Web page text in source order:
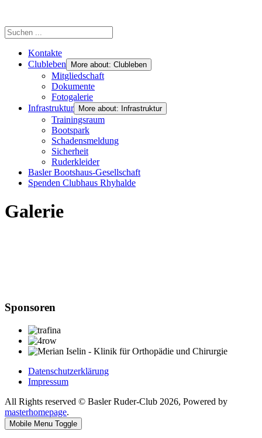
Kontakte
Clubleben
More about: Clubleben
Mitgliedschaft
Dokumente
Fotogalerie
Infrastruktur
More about: Infrastruktur
Trainingsraum
Bootspark
Schadensmeldung
Sicherheit
Ruderkleider
Basler Bootshaus-Gesellschaft
Spenden Clubhaus Rhyhalde
Galerie
Sponsoren
Datenschutzerklärung
Impressum
All Rights reserved © Basler Ruder-Club 2026, Powered by
masterhomepage.
Mobile Menu Toggle